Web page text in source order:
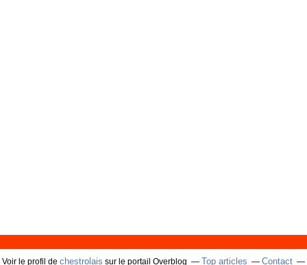
Voir le profil de chestrolais sur le portail Overblog Top articles Contact